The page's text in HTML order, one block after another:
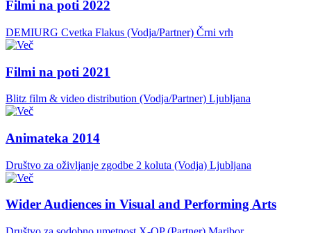
Filmi na poti 2022
DEMIURG Cvetka Flakus (Vodja/Partner) Črni vrh
Filmi na poti 2021
Blitz film & video distribution (Vodja/Partner) Ljubljana
Animateka 2014
Društvo za oživljanje zgodbe 2 koluta (Vodja) Ljubljana
Wider Audiences in Visual and Performing Arts